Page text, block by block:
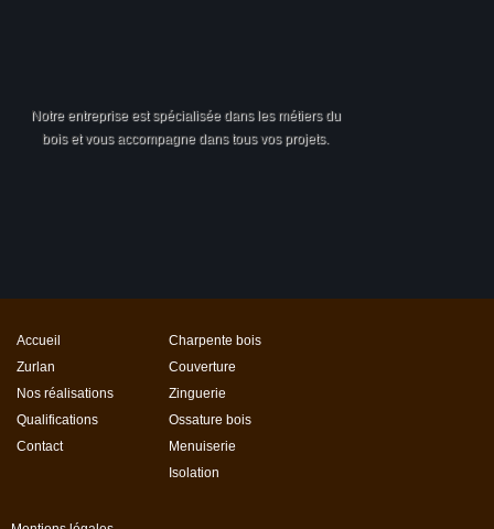
Notre entreprise est spécialisée dans les métiers du
bois et vous accompagne dans tous vos projets.
Accueil
Zurlan
Nos réalisations
Qualifications
Contact
Charpente bois
Couverture
Zinguerie
Ossature bois
Menuiserie
Isolation